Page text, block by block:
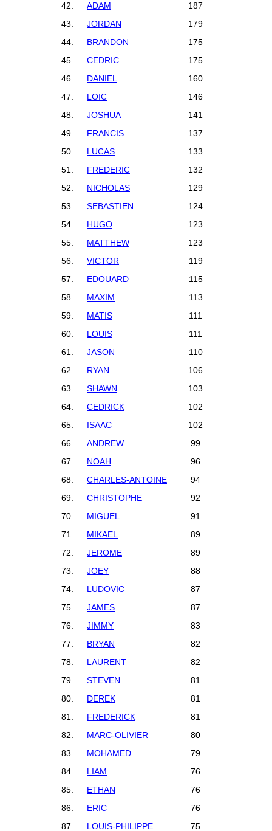
42.
ADAM
187
43.
JORDAN
179
44.
BRANDON
175
45.
CEDRIC
175
46.
DANIEL
160
47.
LOIC
146
48.
JOSHUA
141
49.
FRANCIS
137
50.
LUCAS
133
51.
FREDERIC
132
52.
NICHOLAS
129
53.
SEBASTIEN
124
54.
HUGO
123
55.
MATTHEW
123
56.
VICTOR
119
57.
EDOUARD
115
58.
MAXIM
113
59.
MATIS
111
60.
LOUIS
111
61.
JASON
110
62.
RYAN
106
63.
SHAWN
103
64.
CEDRICK
102
65.
ISAAC
102
66.
ANDREW
99
67.
NOAH
96
68.
CHARLES-ANTOINE
94
69.
CHRISTOPHE
92
70.
MIGUEL
91
71.
MIKAEL
89
72.
JEROME
89
73.
JOEY
88
74.
LUDOVIC
87
75.
JAMES
87
76.
JIMMY
83
77.
BRYAN
82
78.
LAURENT
82
79.
STEVEN
81
80.
DEREK
81
81.
FREDERICK
81
82.
MARC-OLIVIER
80
83.
MOHAMED
79
84.
LIAM
76
85.
ETHAN
76
86.
ERIC
76
87.
LOUIS-PHILIPPE 75